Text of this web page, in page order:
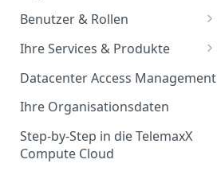
Benutzer & Rollen
Benutzer verwalten
Rollen & Rechte
Ihre Services & Produkte
Services Overview
Service Management
Service & Vertrag
Ansprechpartner &
Datacenter Access Management
Ihre Organisationsdaten
Step-by-Step in die TelemaxX
Compute Cloud